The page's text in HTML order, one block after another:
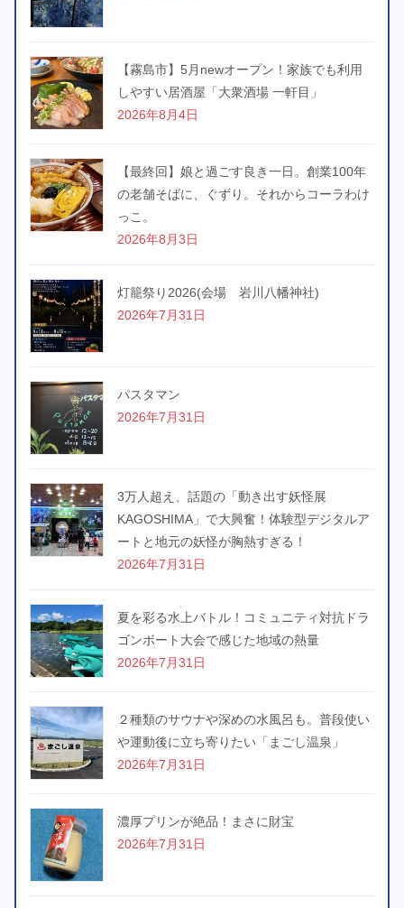
【霧島市】5月newオープン！家族でも利用
しやすい居酒屋「大衆酒場 一軒目」
2026年8月4日
【最終回】娘と過ごす良き一日。創業100年
の老舗そばに、ぐずり。それからコーラわけ
っこ。
2026年8月3日
灯籠祭り2026(会場 岩川八幡神社)
2026年7月31日
パスタマン
2026年7月31日
3万人超え、話題の「動き出す妖怪展
KAGOSHIMA」で大興奮！体験型デジタルア
ートと地元の妖怪が胸熱すぎる！
2026年7月31日
夏を彩る水上バトル！コミュニティ対抗ドラ
ゴンボート大会で感じた地域の熱量
2026年7月31日
２種類のサウナや深めの水風呂も。普段使い
や運動後に立ち寄りたい「まごし温泉」
2026年7月31日
濃厚プリンが絶品！まさに財宝
2026年7月31日